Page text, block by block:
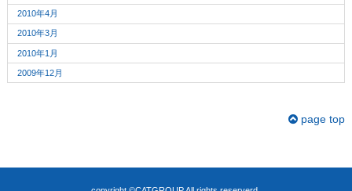
2010年4月
2010年3月
2010年1月
2009年12月
page top